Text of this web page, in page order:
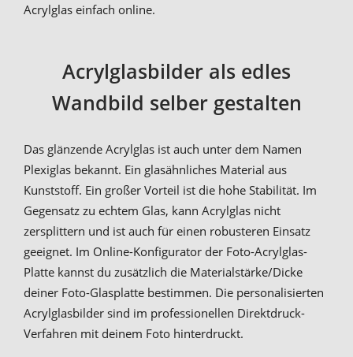
Acrylglas einfach online.
Acrylglasbilder als edles
Wandbild selber gestalten
Das glänzende Acrylglas ist auch unter dem Namen
Plexiglas bekannt. Ein glasähnliches Material aus
Kunststoff. Ein großer Vorteil ist die hohe Stabilität. Im
Gegensatz zu echtem Glas, kann Acrylglas nicht
zersplittern und ist auch für einen robusteren Einsatz
geeignet. Im Online-Konfigurator der Foto-Acrylglas-
Platte kannst du zusätzlich die Materialstärke/Dicke
deiner Foto-Glasplatte bestimmen. Die personalisierten
Acrylglasbilder sind im professionellen Direktdruck-
Verfahren mit deinem Foto hinterdruckt.